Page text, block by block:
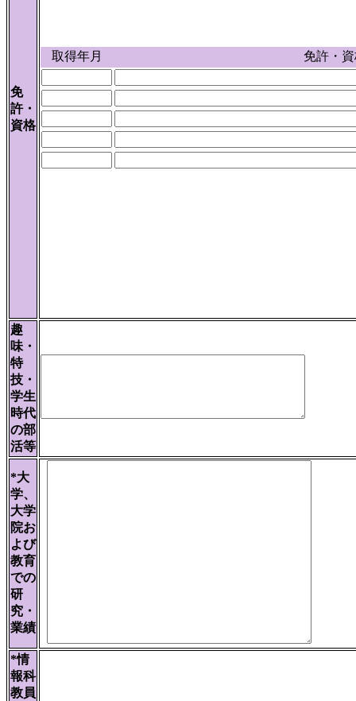
免
許・
資格
取得年月 免許・
趣
味・
特
技・
学生
時代
の部
活等
*大
学、
大学
院お
よび
教育
での
研
究・
業績
*情
報科
教員